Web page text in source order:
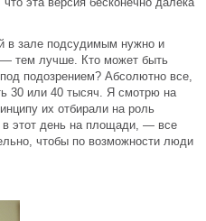
в зале подсудимым нужно и
тем лучше. Кто может быть
подозрением? Абсолютно все,
30 или 40 тысяч. Я смотрю на
их отбирали на роль
в этот день на площади, — все
чтобы по возможности люди